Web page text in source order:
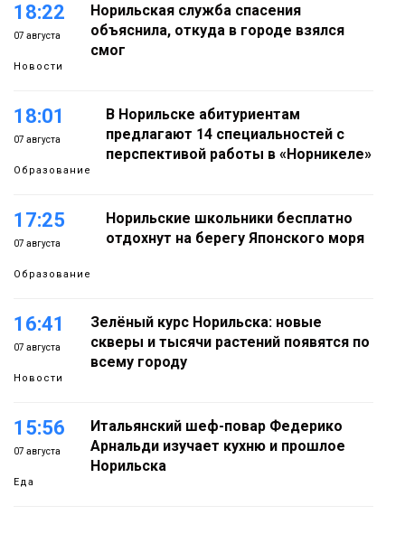
18:22
07 августа
Новости
Норильская служба спасения
объяснила, откуда в городе взялся
смог
18:01
07 августа
Образование
В Норильске абитуриентам
предлагают 14 специальностей с
перспективой работы в «Норникеле»
17:25
07 августа
Образование
Норильские школьники бесплатно
отдохнут на берегу Японского моря
16:41
07 августа
Новости
Зелёный курс Норильска: новые
скверы и тысячи растений появятся по
всему городу
15:56
07 августа
Еда
Итальянский шеф-повар Федерико
Арнальди изучает кухню и прошлое
Норильска